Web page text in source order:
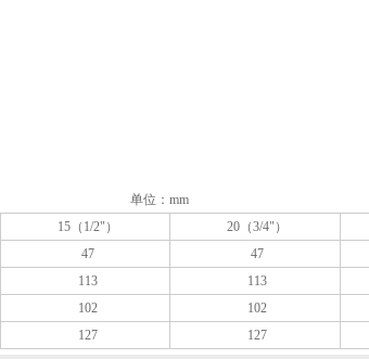
单位：mm
15（1/2"） 20（3/4"）
47 47
113 113
102 102
127 127